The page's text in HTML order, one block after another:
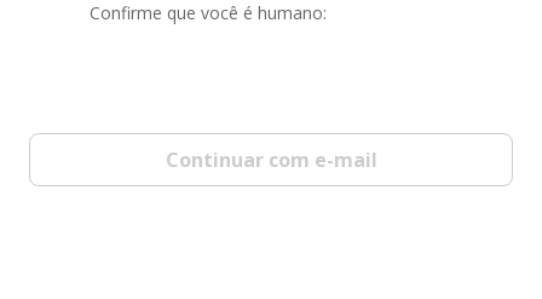
Confirme que você é humano:
Continuar com e-mail